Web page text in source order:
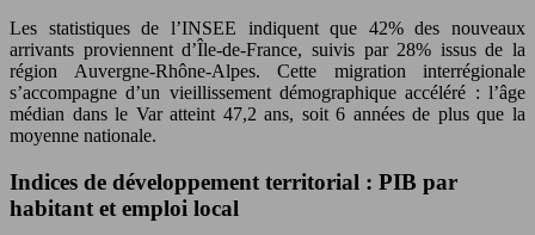
Les statistiques de l’INSEE indiquent que 42% des nouveaux
arrivants proviennent d’Île-de-France, suivis par 28% issus de la
région Auvergne-Rhône-Alpes. Cette migration interrégionale
s’accompagne d’un vieillissement démographique accéléré : l’âge
médian dans le Var atteint 47,2 ans, soit 6 années de plus que la
moyenne nationale.
Indices de développement territorial : PIB par
habitant et emploi local